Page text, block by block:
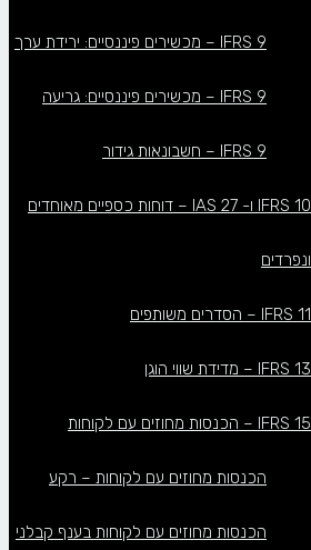
IFRS 9 – מכשירים פיננסיים: ירידת ערך
IFRS 9 – מכשירים פיננסיים: גריעה
IFRS 9 – חשבונאות גידור
IFRS 10 ו- IAS 27 – דוחות כספיים מאוחדים
ונפרדים
IFRS 11 – הסדרים משותפים
IFRS 13 – מדידת שווי הוגן
IFRS 15 – הכנסות מחוזים עם לקוחות
הכנסות מחוזים עם לקוחות – רקע
הכנסות מחוזים עם לקוחות בענף קבלני